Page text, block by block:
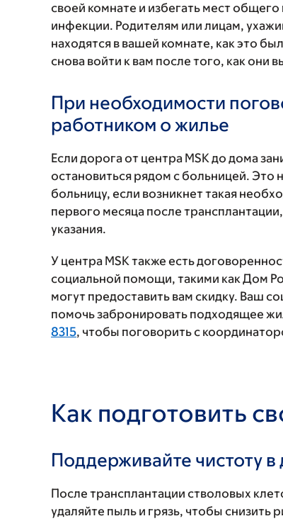
своей комнате и избегать мест
инфекции. Родителям или лицам,
находятся в вашей комнате, как это
снова войти к вам после того, как они
При необходимости
работником о жилье
Если дорога от центра MSK до дома
остановиться рядом с больницей. Это
больницу, если возникнет такая
первого месяца после
указания.
У центра MSK также есть
социальной помощи, такими как Дом
могут предоставить вам скидку. Ваш
помочь забронировать подходящее
8315, чтобы поговорить с
Как подготовить
Поддерживайте чистоту в
После трансплантации стволовых
удаляйте пыль и грязь, чтобы снизить